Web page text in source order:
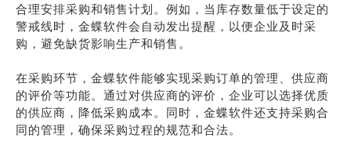
合理安排采购和销售计划。例如，当库存数量低于设定的
警戒线时，金蝶软件会自动发出提醒，以便企业及时采
购，避免缺货影响生产和销售。
在采购环节，金蝶软件能够实现采购订单的管理、供应商
的评价等功能。通过对供应商的评价，企业可以选择优质
的供应商，降低采购成本。同时，金蝶软件还支持采购合
同的管理，确保采购过程的规范和合法。